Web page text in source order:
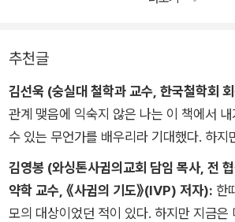
추천글
김선욱 (숭실대 철학과 교수, 한국철학회
관계 맺음에 익숙지 않은 나는 이 책에서
수 있는 무언가를 배우리라 기대했다. 하지
치 내가 스탠리의 대자가 된 듯했다. 덕에
라 나의 성품 구석구석을 살피며 반추하고
지적처럼, “생각과 사색이 좋은 삶을 대신할
김영봉 (와싱톤사귐의교회 담임 목사, 전
약학 교수, 《사귐의 기도》(IVP) 저자): 한
모의 대상이었던 적이 있다. 하지만 지금은